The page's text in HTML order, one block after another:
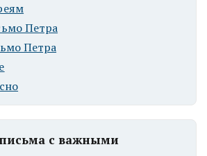
Петра
Петра
с важными